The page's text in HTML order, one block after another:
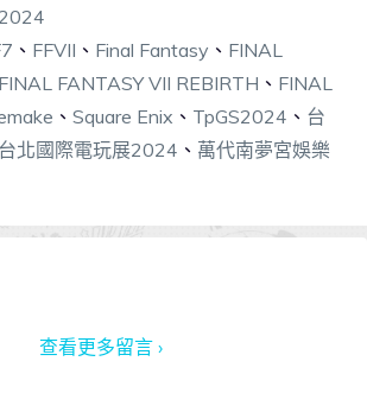
、 FFVII 、 Final Fantasy 、 FINAL
FINAL FANTASY VII REBIRTH 、 FINAL
、 Square Enix 、 TpGS2024 、 台
台北國際電玩展2024 、 萬代南夢宮娛樂
查看更多留言 ›